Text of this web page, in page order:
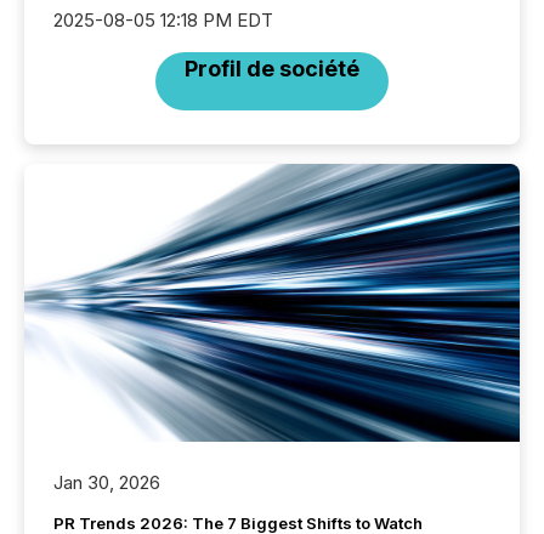
2025-08-05 12:18 PM EDT
Profil de société
Jan 30, 2026
PR Trends 2026: The 7 Biggest Shifts to Watch